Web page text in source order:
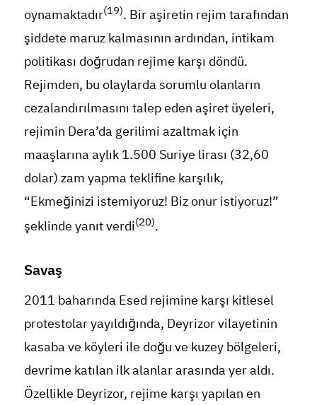
oynamaktadır(19). Bir aşiretin rejim tarafından
şiddete maruz kalmasının ardından, intikam
politikası doğrudan rejime karşı döndü.
Rejimden, bu olaylarda sorumlu olanların
cezalandırılmasını talep eden aşiret üyeleri,
rejimin Dera’da gerilimi azaltmak için
maaşlarına aylık 1.500 Suriye lirası (32,60
dolar) zam yapma teklifine karşılık,
“Ekmeğinizi istemiyoruz! Biz onur istiyoruz!”
şeklinde yanıt verdi(20).
Savaş
2011 baharında Esed rejimine karşı kitlesel
protestolar yayıldığında, Deyrizor vilayetinin
kasaba ve köyleri ile doğu ve kuzey bölgeleri,
devrime katılan ilk alanlar arasında yer aldı.
Özellikle Deyrizor, rejime karşı yapılan en